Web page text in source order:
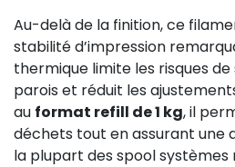
Au-delà de la finition, ce
stabilité d’impression
thermique limite les risques
parois et réduit les
au format refill de 1 kg, il
déchets tout en assurant une
la plupart des spool systèmes